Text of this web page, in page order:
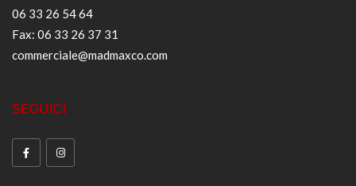
06 33 26 54 64
Fax: 06 33 26 37 31
commerciale@madmaxco.com
SEGUICI